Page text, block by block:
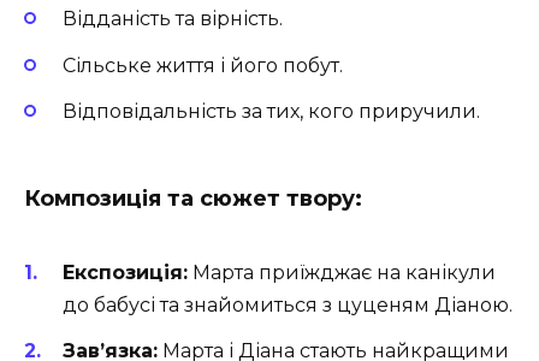
Відданість та вірність.
Сільське життя і його побут.
Відповідальність за тих, кого приручили.
Композиція та сюжет твору:
Експозиція: Марта приїжджає на канікули
до бабусі та знайомиться з цуценям Діаною.
Зав’язка: Марта і Діана стають найкращими